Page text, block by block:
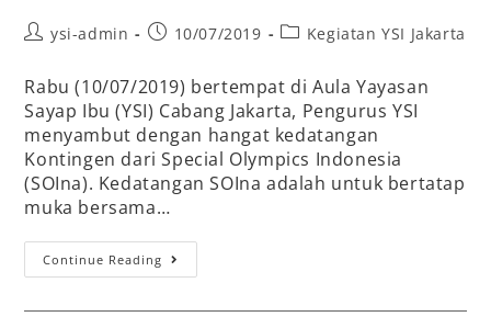
ysi-admin 10/07/2019 Kegiatan YSI Jakarta
Rabu (10/07/2019) bertempat di Aula Yayasan
Sayap Ibu (YSI) Cabang Jakarta, Pengurus YSI
menyambut dengan hangat kedatangan
Kontingen dari Special Olympics Indonesia
(SOIna). Kedatangan SOIna adalah untuk bertatap
muka bersama…
Continue Reading